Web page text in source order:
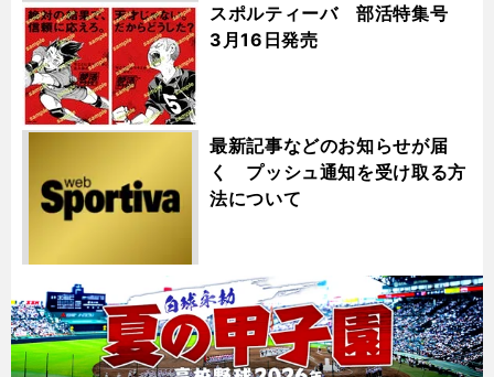
スポルティーバ 部活特集号
3月16日発売
最新記事などのお知らせが届
く プッシュ通知を受け取る方
法について